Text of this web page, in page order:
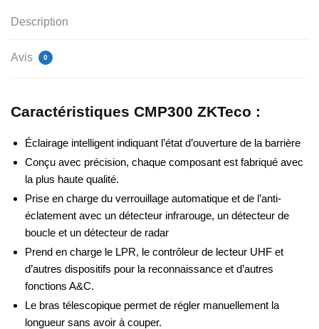
Description
Avis 0
Caractéristiques CMP300 ZKTeco :
Éclairage intelligent indiquant l’état d’ouverture de la barrière
Conçu avec précision, chaque composant est fabriqué avec
la plus haute qualité.
Prise en charge du verrouillage automatique et de l’anti-
éclatement avec un détecteur infrarouge, un détecteur de
boucle et un détecteur de radar
Prend en charge le LPR, le contrôleur de lecteur UHF et
d’autres dispositifs pour la reconnaissance et d’autres
fonctions A&C.
Le bras télescopique permet de régler manuellement la
longueur sans avoir à couper.